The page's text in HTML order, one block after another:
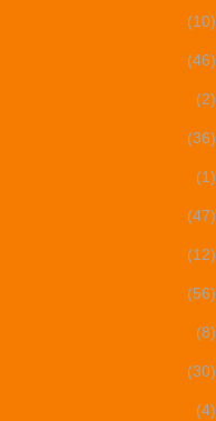
(10)
(46)
(2)
(36)
(1)
(47)
(12)
(56)
(8)
(30)
(4)